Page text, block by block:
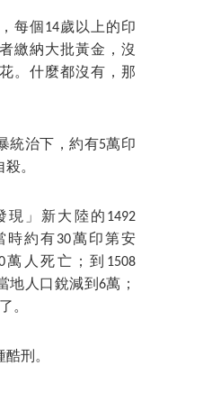
每個14歲以上的印
繳納大批黃金，沒
。什麼都沒有，那
統治下，約有5萬印
。
」新大陸的1492
時約有30萬印第安
萬人死亡；到1508
地人口銳減到6萬；
。
刑。